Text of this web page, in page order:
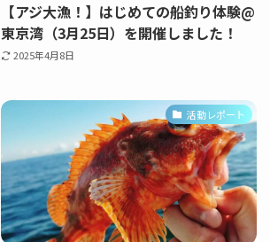
【アジ大漁！】はじめての船釣り体験@
東京湾（3月25日）を開催しました！
2025年4月8日
活動レポート